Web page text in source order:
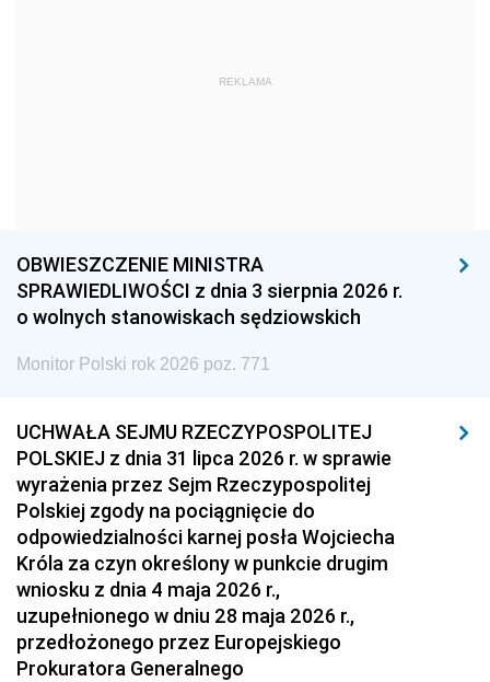
1971
1957 1956 1955
1954 1953 1952
1951 1950
1939 1938 1937
1936 1930
REKLAMA
OBWIESZCZENIE MINISTRA
SPRAWIEDLIWOŚCI z dnia 3 sierpnia 2026 r.
o wolnych stanowiskach sędziowskich
Monitor Polski rok 2026 poz. 771
UCHWAŁA SEJMU RZECZYPOSPOLITEJ
POLSKIEJ z dnia 31 lipca 2026 r. w sprawie
wyrażenia przez Sejm Rzeczypospolitej
Polskiej zgody na pociągnięcie do
odpowiedzialności karnej posła Wojciecha
Króla za czyn określony w punkcie drugim
wniosku z dnia 4 maja 2026 r.,
uzupełnionego w dniu 28 maja 2026 r.,
przedłożonego przez Europejskiego
Prokuratora Generalnego